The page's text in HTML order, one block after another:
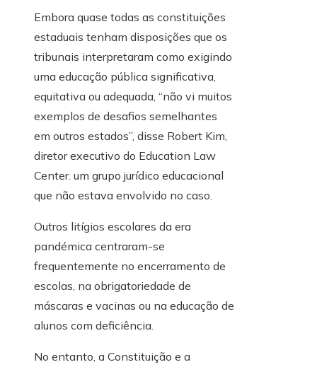
Embora quase todas as constituições
estaduais tenham disposições que os
tribunais interpretaram como exigindo
uma educação pública significativa,
equitativa ou adequada, “não vi muitos
exemplos de desafios semelhantes
em outros estados”, disse Robert Kim,
diretor executivo do Education Law
Center. um grupo jurídico educacional
que não estava envolvido no caso.
Outros litígios escolares da era
pandémica centraram-se
frequentemente no encerramento de
escolas, na obrigatoriedade de
máscaras e vacinas ou na educação de
alunos com deficiência.
No entanto, a Constituição e a